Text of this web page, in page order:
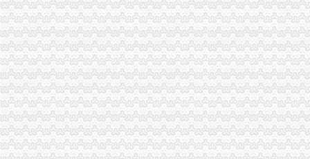
涪陵局一元注册公司高效科技维权树立12315执法权威
酉局关闭“网吧”0元注册公司流程29户“游戏室”13户
璧山局免费注册公司大路工商所为农民专业合作社开创致富新天地
巴南局“三加一巩固”0元注册公司开展机动车非法营运专项整
潼南局扎实开展“大学法”0元注册公司流程活动初显成效
合川局推出“十步工作法”0元注册公司索创建无销村试点活动成效显著
璧山工商局重庆免费注册公司成功召开全县企业信用体系建设工作会
大足县表彰“知名五金品牌”重庆0元注册公司并励该县4家五金企业
涪陵局0元注册公司清溪所防并举疏堵结合开展无照经营整工作
九龙坡局园区工商所“六到位”重庆一元注册公司服务地方经济